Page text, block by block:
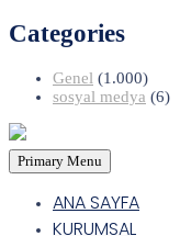
Categories
Genel (1.000)
sosyal medya (6)
Primary Menu
ANA SAYFA
KURUMSAL